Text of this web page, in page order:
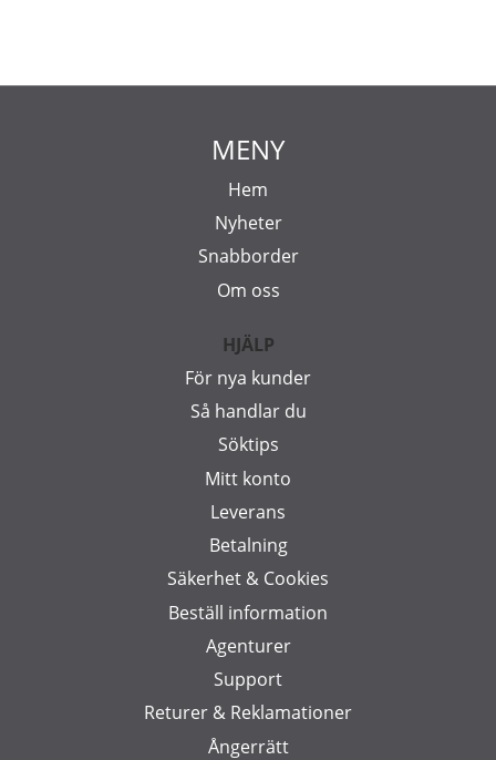
MENY
Hem
Nyheter
Snabborder
Om oss
HJÄLP
För nya kunder
Så handlar du
Söktips
Mitt konto
Leverans
Betalning
Säkerhet & Cookies
Beställ information
Agenturer
Support
Returer & Reklamationer
Ångerrätt